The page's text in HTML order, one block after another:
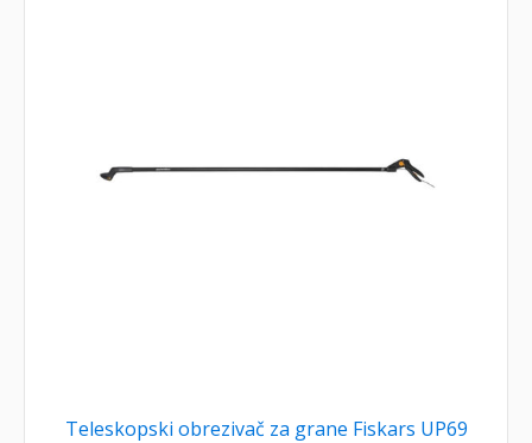
Teleskopski obrezivač za grane Fiskars UP69